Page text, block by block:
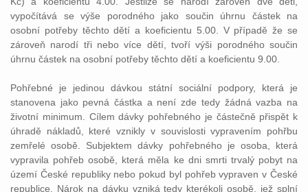
vypočítává se výše porodného jako součin úhrnu částek na
osobní potřeby těchto dětí a koeficientu 5.00. V případě že se
zároveň narodí tři nebo více dětí, tvoří výši porodného součin
úhrnu částek na osobní potřeby těchto dětí a koeficientu 9.00.
Pohřebné je jedinou dávkou státní sociální podpory, která je
stanovena jako pevná částka a není zde tedy žádná vazba na
životní minimum. Cílem dávky pohřebného je částečně přispět k
úhradě nákladů, které vznikly v souvislosti vypravením pohřbu
zemřelé osobě. Subjektem dávky pohřebného je osoba, která
vypravila pohřeb osobě, která měla ke dni smrti trvalý pobyt na
území České republiky nebo pokud byl pohřeb vypraven v České
republice. Nárok na dávku vzniká tedy kterékoli osobě, jež splní